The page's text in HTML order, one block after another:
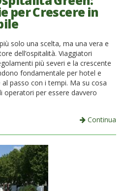
per Crescere in
solo una scelta, ma una vera e
dell’ospitalità. Viaggiatori
più severi e la crescente
fondamentale per hotel e
passo con i tempi. Ma su cosa
operatori per essere davvero
Continua